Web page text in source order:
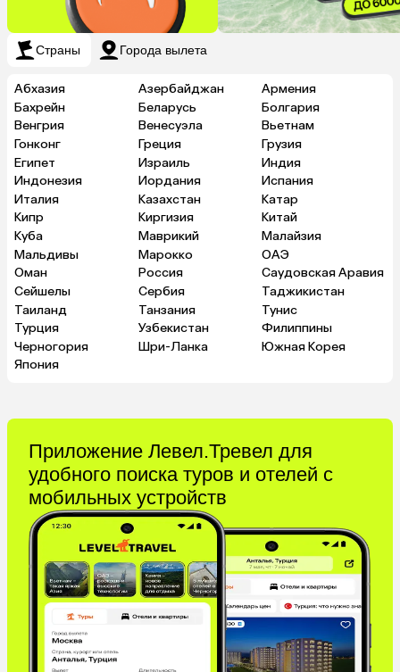
Страны Города вылета
Абхазия Азербайджан
Армения
Бахрейн
Беларусь
Болгария
Венгрия
Венесуэла
Вьетнам
Гонконг
Греция
Грузия
Египет
Израиль
Индия
Индонезия
Иордания
Испания
Италия
Казахстан
Катар
Кипр
Киргизия
Китай
Куба
Маврикий
Малайзия
Мальдивы
Марокко
ОАЭ
Оман
Россия
Саудовская Аравия
Сейшелы
Сербия
Таджикистан
Таиланд
Танзания
Тунис
Турция
Узбекистан
Филиппины
Черногория
Шри-Ланка
Южная Корея
Япония
Приложение Левел.Тревел для
удобного поиска туров и отелей с
мобильных устройств